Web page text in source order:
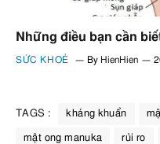
Những điều bạn cần
SỨC KHOẺ By HienHien
TAGS : kháng khuẩn
mật ong manuka rủi ro